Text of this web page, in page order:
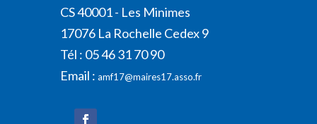
CS 40001 - Les Minimes
17076 La Rochelle Cedex 9
Tél : 05 46 31 70 90
Email : amf17@maires17.asso.fr